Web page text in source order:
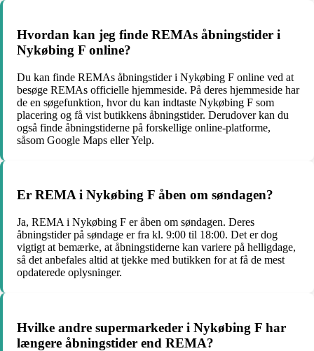
Hvordan kan jeg finde REMAs åbningstider i
Nykøbing F online?
Du kan finde REMAs åbningstider i Nykøbing F online ved at
besøge REMAs officielle hjemmeside. På deres hjemmeside har
de en søgefunktion, hvor du kan indtaste Nykøbing F som
placering og få vist butikkens åbningstider. Derudover kan du
også finde åbningstiderne på forskellige online-platforme,
såsom Google Maps eller Yelp.
Er REMA i Nykøbing F åben om søndagen?
Ja, REMA i Nykøbing F er åben om søndagen. Deres
åbningstider på søndage er fra kl. 9:00 til 18:00. Det er dog
vigtigt at bemærke, at åbningstiderne kan variere på helligdage,
så det anbefales altid at tjekke med butikken for at få de mest
opdaterede oplysninger.
Hvilke andre supermarkeder i Nykøbing F har
længere åbningstider end REMA?